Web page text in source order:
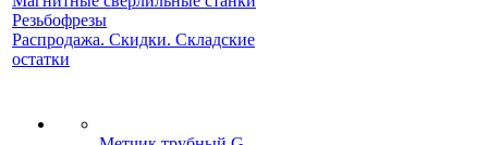
Резьбофрезы
Распродажа. Скидки. Складские
остатки